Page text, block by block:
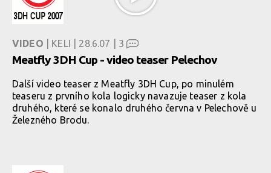
VIDEO | KELI | 28.6.07 | 3
Meatfly 3DH Cup - video teaser Pelechov
Další video teaser z Meatfly 3DH Cup, po minulém
teaseru z prvního kola logicky navazuje teaser z kola
druhého, které se konalo druhého června v Pelechově u
Železného Brodu.